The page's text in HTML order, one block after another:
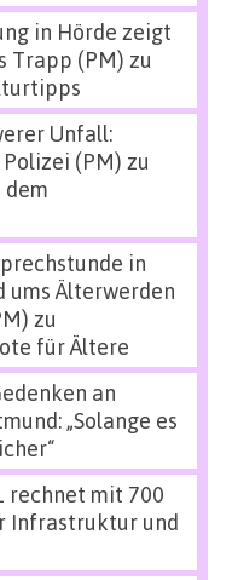
in Hörde zeigt
Trapp (PM) zu
Unfall:
(PM) zu
dem
in
ums Älterwerden
zu
für Ältere
an
„Solange es
rechnet mit 700
Infrastruktur und